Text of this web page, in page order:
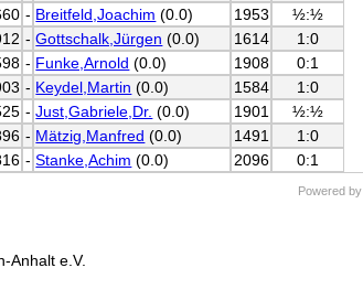
- Breitfeld,Joachim (0.0) 1953
½:½
- Gottschalk,Jürgen (0.0) 1614
1:0
- Funke,Arnold (0.0) 1908
0:1
- Keydel,Martin (0.0) 1584
1:0
- Just,Gabriele,Dr. (0.0) 1901
½:½
- Mätzig,Manfred (0.0) 1491
1:0
- Stanke,Achim (0.0) 2096 0:1
Powered by
Anhalt e.V.